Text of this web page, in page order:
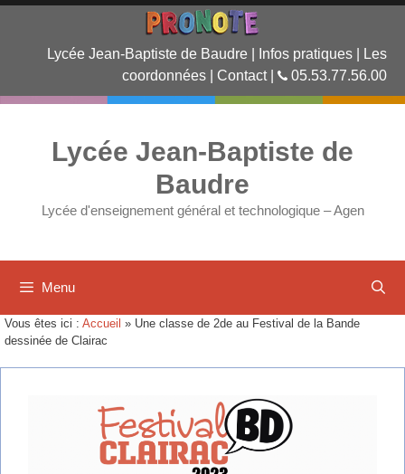
Lycée Jean-Baptiste de Baudre Infos pratiques
Les
coordonnées
Contact| 05.53.77.56.00
Lycée Jean-Baptiste de
Baudre
Lycée d'enseignement général et technologique – Agen
Menu
Vous êtes ici : Accueil » Une classe de 2de au Festival de la Bande
dessinée de Clairac